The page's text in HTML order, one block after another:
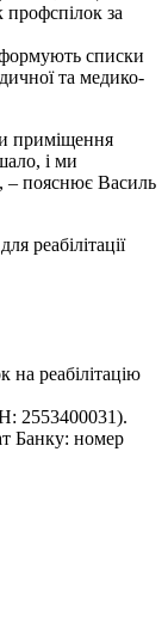
за
списки
та медико-
приміщення
і ми
– пояснює Василь
реабілітації
реабілітацію
2553400031).
Банку: номер